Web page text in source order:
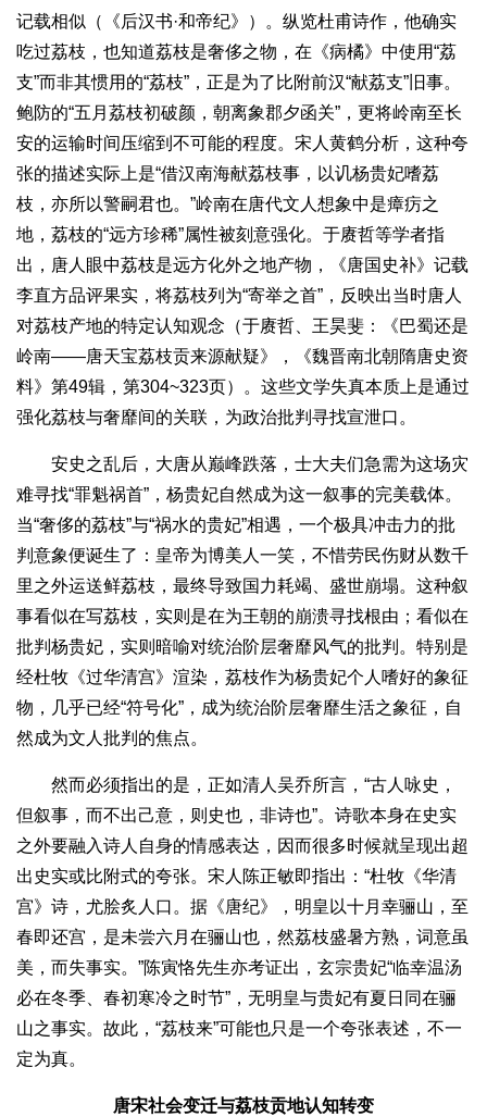
记载相似（《后汉书·和帝纪》）。纵览杜甫诗作，他确实
吃过荔枝，也知道荔枝是奢侈之物，在《病橘》中使用“荔
支”而非其惯用的“荔枝”，正是为了比附前汉“献荔支”旧事。
鲍防的“五月荔枝初破颜，朝离象郡夕函关”，更将岭南至长
安的运输时间压缩到不可能的程度。宋人黄鹤分析，这种夸
张的描述实际上是“借汉南海献荔枝事，以讥杨贵妃嗜荔
枝，亦所以警嗣君也。”岭南在唐代文人想象中是瘴疠之
地，荔枝的“远方珍稀”属性被刻意强化。于赓哲等学者指
出，唐人眼中荔枝是远方化外之地产物，《唐国史补》记载
李直方品评果实，将荔枝列为“寄举之首”，反映出当时唐人
对荔枝产地的特定认知观念（于赓哲、王昊斐：《巴蜀还是
岭南——唐天宝荔枝贡来源献疑》，《魏晋南北朝隋唐史资
料》第49辑，第304~323页）。这些文学失真本质上是通过
强化荔枝与奢靡间的关联，为政治批判寻找宣泄口。
安史之乱后，大唐从巅峰跌落，士大夫们急需为这场灾
难寻找“罪魁祸首”，杨贵妃自然成为这一叙事的完美载体。
当“奢侈的荔枝”与“祸水的贵妃”相遇，一个极具冲击力的批
判意象便诞生了：皇帝为博美人一笑，不惜劳民伤财从数千
里之外运送鲜荔枝，最终导致国力耗竭、盛世崩塌。这种叙
事看似在写荔枝，实则是在为王朝的崩溃寻找根由；看似在
批判杨贵妃，实则暗喻对统治阶层奢靡风气的批判。特别是
经杜牧《过华清宫》渲染，荔枝作为杨贵妃个人嗜好的象征
物，几乎已经“符号化”，成为统治阶层奢靡生活之象征，自
然成为文人批判的焦点。
然而必须指出的是，正如清人吴乔所言，“古人咏史，
但叙事，而不出己意，则史也，非诗也”。诗歌本身在史实
之外要融入诗人自身的情感表达，因而很多时候就呈现出超
出史实或比附式的夸张。宋人陈正敏即指出：“杜牧《华清
宫》诗，尤脍炙人口。据《唐纪》，明皇以十月幸骊山，至
春即还宫，是未尝六月在骊山也，然荔枝盛暑方熟，词意虽
美，而失事实。”陈寅恪先生亦考证出，玄宗贵妃“临幸温汤
必在冬季、春初寒冷之时节”，无明皇与贵妃有夏日同在骊
山之事实。故此，“荔枝来”可能也只是一个夸张表述，不一
定为真。
唐宋社会变迁与荔枝贡地认知转变